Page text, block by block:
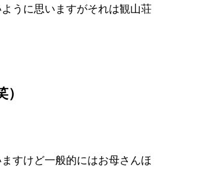
うに思いますがそれは観山荘
すけど一般的にはお母さんほ